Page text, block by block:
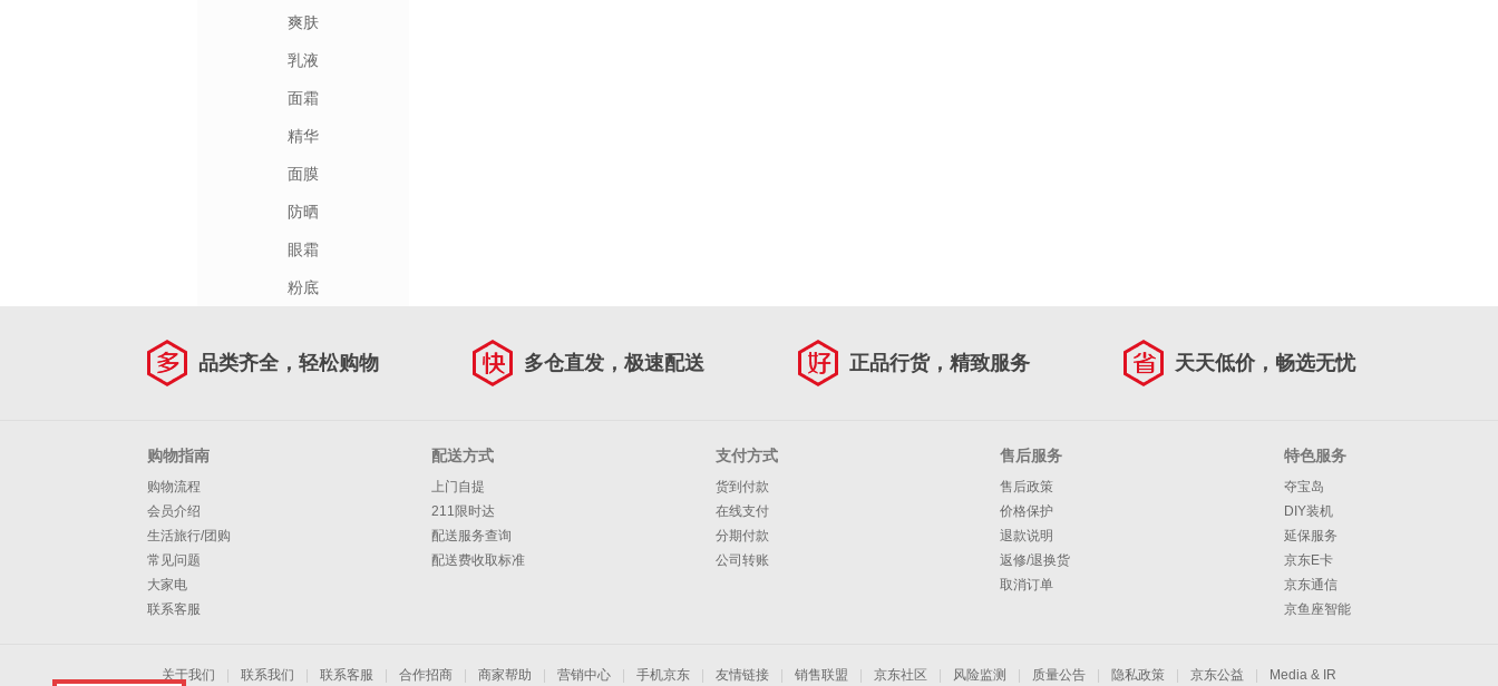
爽肤
乳液
面霜
精华
面膜
防晒
眼霜
粉底
品类齐全，轻松购物 多仓直发，极速配送 正品行货，精致服务 天天低价，畅选无忧
购物指南
购物流程
会员介绍
生活旅行/团购
常见问题
大家电
联系客服
配送方式
上门自提
211限时达
配送服务查询
配送费收取标准
支付方式
货到付款
在线支付
分期付款
公司转账
售后服务
售后政策
价格保护
退款说明
返修/退换货
取消订单
特色服务
夺宝岛
DIY装机
延保服务
京东E卡
京东通信
京鱼座智能
关于我们 联系我们 联系客服 合作招商 商家帮助 营销中心 手机京东 友情链接 销售联盟 京东社区 风险监测 质量公告 隐私政策 京东公益 Media & IR